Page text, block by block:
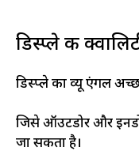
डिस्प्ले की
डिस्प्ले का व्यू एंगल
जिसे ऑउटडोर और
जा सकता है।